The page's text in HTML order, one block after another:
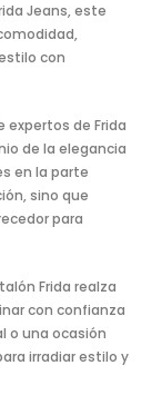
Jeans, este
con
expertos de Frida
de la elegancia
en la parte
sino que
para
Frida realza
con confianza
o una ocasión
irradiar estilo y